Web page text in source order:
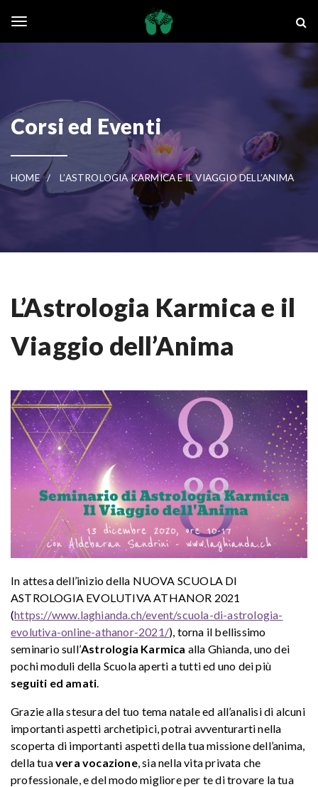
Corsi ed Eventi
HOME L’ASTROLOGIA KARMICA E IL VIAGGIO DELL’ANIMA
L’Astrologia Karmica e il
Viaggio dell’Anima
In attesa dell’inizio della NUOVA SCUOLA DI
ASTROLOGIA EVOLUTIVA ATHANOR 2021
(https://www.laghianda.ch/event/scuola-di-astrologia-
evolutiva-online-athanor-2021/), torna il bellissimo
seminario sull’Astrologia Karmica alla Ghianda, uno dei
pochi moduli della Scuola aperti a tutti ed uno dei più
seguiti ed amati.
Grazie alla stesura del tuo tema natale ed all’analisi di alcuni
importanti aspetti archetipici, potrai avventurarti nella
scoperta di importanti aspetti della tua missione dell’anima,
della tuavera vocazione, sia nella vita privata che
professionale, e del modo migliore per te di trovare la tua